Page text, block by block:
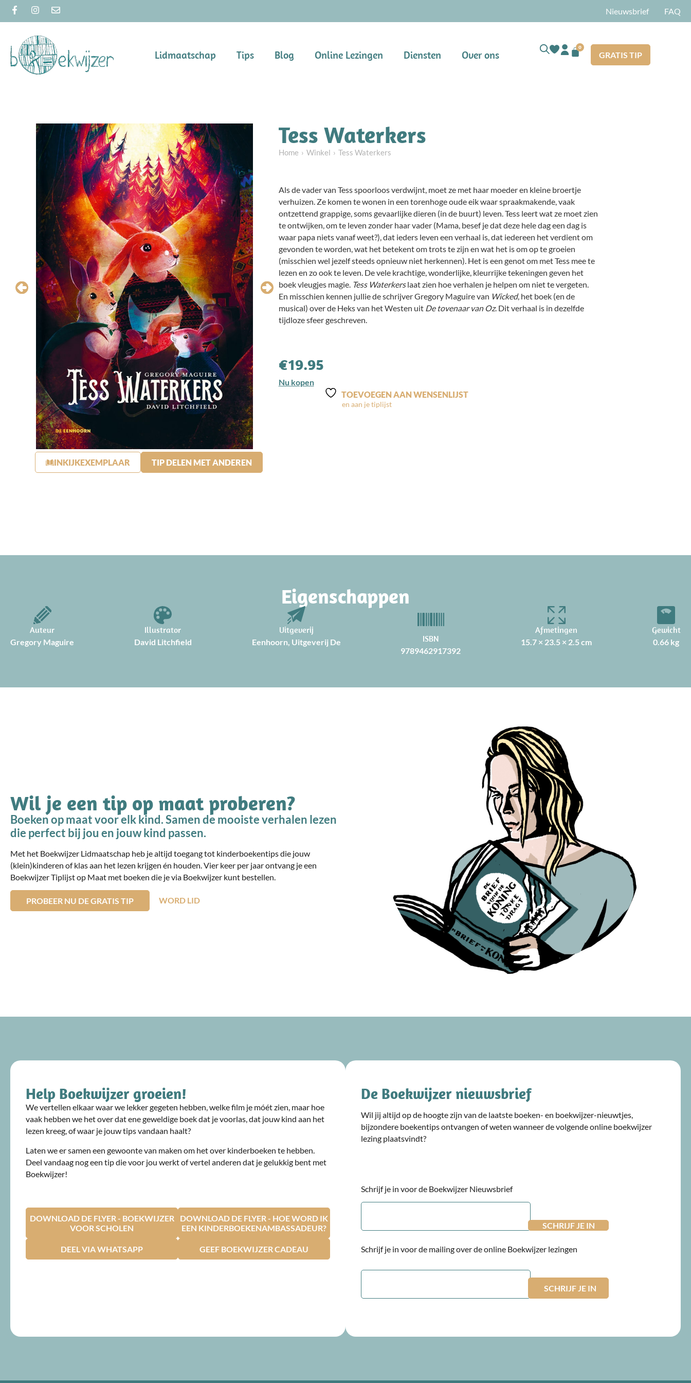
Nieuwsbrief FAQ
Lidmaatschap Tips Blog Online Lezingen Diensten Over ons
0
GRATIS TIP
INKIJKEXEMPLAAR TIP DELEN MET ANDEREN
Tess Waterkers
Home Winkel Tess Waterkers
Als de vader van Tess spoorloos verdwijnt, moet ze met haar moeder en kleine broertje
verhuizen. Ze komen te wonen in een torenhoge oude eik waar spraakmakende, vaak
ontzettend grappige, soms gevaarlijke dieren (in de buurt) leven. Tess leert wat ze moet zien
te ontwijken, om te leven zonder haar vader (Mama, besef je dat deze hele dag een dag is
waar papa niets vanaf weet?), dat ieders leven een verhaal is, dat iedereen het verdient om
gevonden te worden, wat het betekent om trots te zijn en wat het is om op te groeien
(misschien wel jezelf steeds opnieuw niet herkennen). Het is een genot om met Tess mee te
lezen en zo ook te leven. De vele krachtige, wonderlijke, kleurrijke tekeningen geven het
boek vleugjes magie. Tess Waterkerslaat zien hoe verhalen je helpen om niet te vergeten.
En misschien kennen jullie de schrijver Gregory Maguire van Wicked, het boek (en de
musical) over de Heks van het Westen uit De tovenaar van Oz. Dit verhaal is in dezelfde
tijdloze sfeer geschreven.
€19.95
Nu kopen
TOEVOEGEN AAN WENSENLIJST
Eigenschappen
Auteur
Gregory Maguire
Illustrator
David Litchfield
Uitgeverij
Eenhoorn, Uitgeverij De ISBN
9789462917392
Afmetingen
15.7 × 23.5 × 2.5 cm
Gewicht
0.66 kg
Wil je een tip op maat proberen?
Boeken op maat voor elk kind. Samen de mooiste verhalen lezen
die perfect bij jou en jouw kind passen.
Met het Boekwijzer Lidmaatschap heb je altijd toegang tot kinderboekentips die jouw
(klein)kinderen of klas aan het lezen krijgen én houden. Vier keer per jaar ontvang je een
Boekwijzer Tiplijst op Maat met boeken die je via Boekwijzer kunt bestellen.
PROBEER NU DE GRATIS TIP WORD LID
Help Boekwijzer groeien!
We vertellen elkaar waar we lekker gegeten hebben, welke film je móét zien, maar hoe
vaak hebben we het over dat ene geweldige boek dat je voorlas, dat jouw kind aan het
lezen kreeg, of waar je jouw tips vandaan haalt?
Laten we er samen een gewoonte van maken om het over kinderboeken te hebben.
Deel vandaag nog een tip die voor jou werkt of vertel anderen dat je gelukkig bent met
Boekwijzer!
DOWNLOAD DE FLYER - BOEKWIJZER
VOOR SCHOLEN
DOWNLOAD DE FLYER - HOE WORD IK
EEN KINDERBOEKENAMBASSADEUR?
DEEL VIA WHATSAPP GEEF BOEKWIJZER CADEAU
De Boekwijzer nieuwsbrief
Wil jij altijd op de hoogte zijn van de laatste boeken- en boekwijzer-nieuwtjes,
bijzondere boekentips ontvangen of weten wanneer de volgende online boekwijzer
lezing plaatsvindt?
Schrijf je in voor de Boekwijzer Nieuwsbrief
E-
Schrijf je in voor de mailing over de online Boekwijzer lezingen
E-